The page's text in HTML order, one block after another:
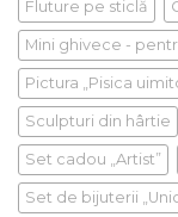
Fluture pe sticlă
Mini ghivece -
Pictura „Pisica
Sculpturi din hârtie
Set cadou „Artist”
Set de bijuterii